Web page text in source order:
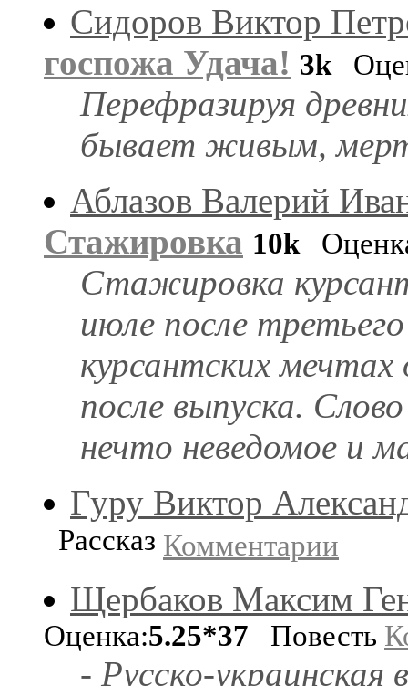
Сидоров Виктор
госпожа Удача! 3k
Перефразируя
бывает живым,
Аблазов Валерий
Стажировка 10k
Стажировка
июле после
курсантских
после выпуска.
нечто неведомое и
Гуру Виктор
Рассказ Комментарии
Щербаков Максим
Оценка:5.25*37 Повесть
- Русско-украинская